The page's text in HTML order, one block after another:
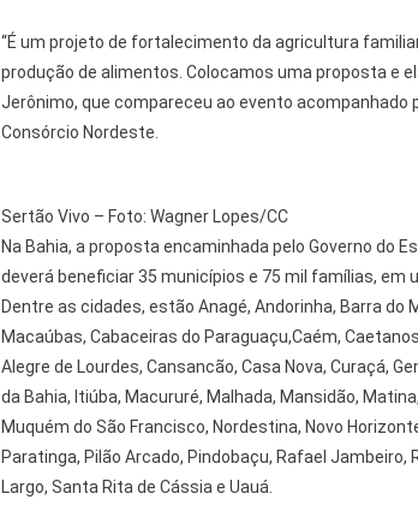
“É um projeto de fortalecimento da agricultura
produção de alimentos. Colocamos uma proposta e
Jerônimo, que compareceu ao evento acompanhado
Consórcio Nordeste.
Sertão Vivo – Foto: Wagner Lopes/CC
Na Bahia, a proposta encaminhada pelo Governo do
deverá beneficiar 35 municípios e 75 mil famílias, em
Dentre as cidades, estão Anagé, Andorinha, Barra do
Macaúbas, Cabaceiras do Paraguaçu,Caém,
Alegre de Lourdes, Cansancão, Casa Nova, Curaçá,
da Bahia, Itiúba, Macururé, Malhada, Mansidão,
Muquém do São Francisco, Nordestina, Novo
Paratinga, Pilão Arcado, Pindobaçu, Rafael Jambeiro,
Largo, Santa Rita de Cássia e Uauá.